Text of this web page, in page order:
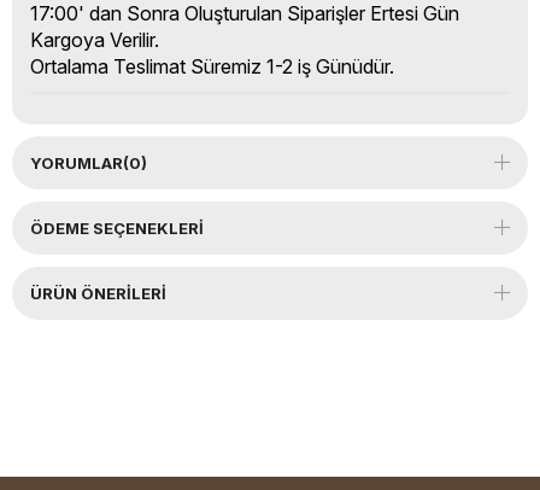
17:00' dan Sonra Oluşturulan Siparişler Ertesi Gün
Kargoya Verilir.
Ortalama Teslimat Süremiz 1-2 iş Günüdür.
YORUMLAR(0)
ÖDEME SEÇENEKLERI
ÜRÜN ÖNERILERI